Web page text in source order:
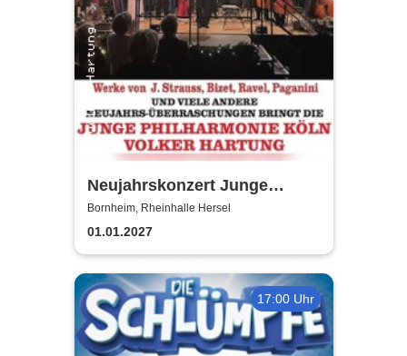
Neujahrskonzert Junge
Philharmonie Köln
Bornheim, Rheinhalle Hersel
01.01.2027
17:00 Uhr